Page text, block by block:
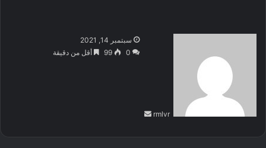
rmlvr
أرسل
بريدا
سبتمبر 14, 2021
0
99 أقل من دقيقة